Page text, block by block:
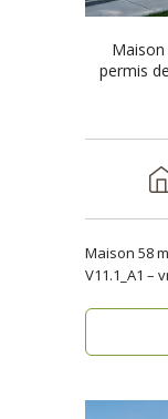
Maison
permis
Maison 58
V11.1_A1 –